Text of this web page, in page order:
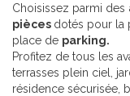
Choisissez parmi des
pièces dotés pour la
place de parking.
Profitez de tous les
terrasses plein ciel,
résidence sécurisée,